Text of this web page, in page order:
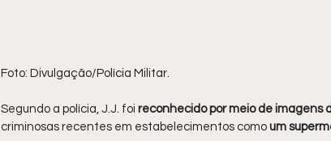
Foto: Divulgação/Polícia Militar.
Segundo a polícia, J.J. foi reconhecido por meio de imagens
criminosas recentes em estabelecimentos como um